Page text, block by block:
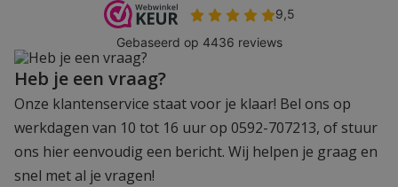
Heb je een vraag?
Onze klantenservice staat voor je klaar! Bel ons op
werkdagen van 10 tot 16 uur op 0592-707213, of stuur
ons hier eenvoudig een bericht. Wij helpen je graag en
snel met al je vragen!